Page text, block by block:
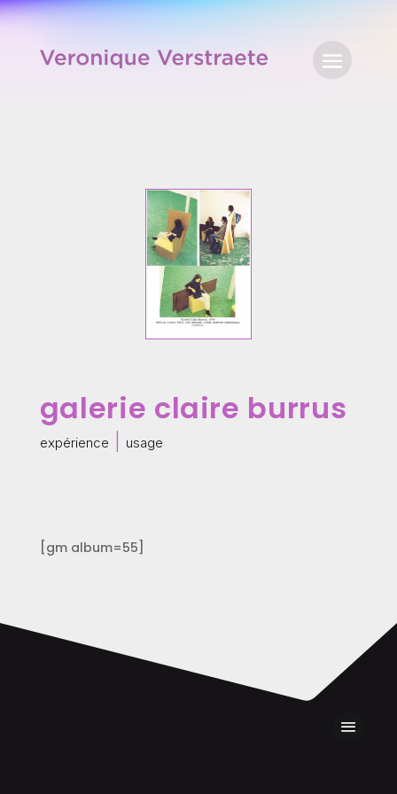
galerie claire burrus
expérience usage
[gm album=55]